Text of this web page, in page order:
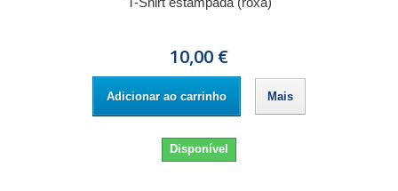
10,00 €
Adicionar ao carrinho Mais
Disponível